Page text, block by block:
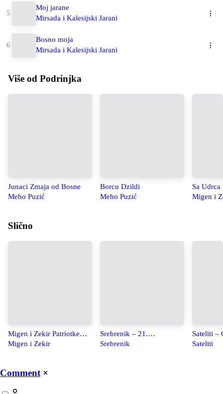
Moj jarane
Mirsada i Kalesijski Jarani
Bosno moja
Mirsada i Kalesijski Jarani
Više od Podrinjka
Junaci Zmaja od Bosne
Meho Puzić
Borcu Dzildi
Meho Puzić
Sa
Migen i
Slično
Migen i Zekir Patriotke
pjesme
Migen i Zekir
Srebrenik – 21.
Srebrenicka Brigada
Srebrenik
Sateliti –
Sateliti
Comment ×